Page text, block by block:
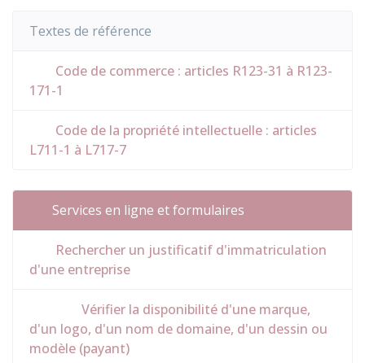
Textes de référence
Code de commerce : articles R123-31 à R123-
171-1
Code de la propriété intellectuelle : articles
L711-1 à L717-7
Services en ligne et formulaires
Rechercher un justificatif d'immatriculation
d'une entreprise
Vérifier la disponibilité d'une marque,
d'un logo, d'un nom de domaine, d'un dessin ou
modèle (payant)